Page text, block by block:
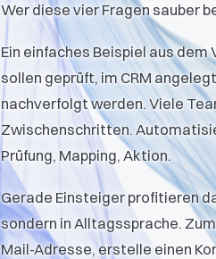
Wer diese vier Fragen sauber
Ein einfaches Beispiel aus
sollen geprüft, im CRM
nachverfolgt werden. Viele
Zwischenschritten.
Prüfung, Mapping, Aktion.
Gerade Einsteiger profitieren
sondern in Alltagssprache.
Mail-Adresse, erstelle einen